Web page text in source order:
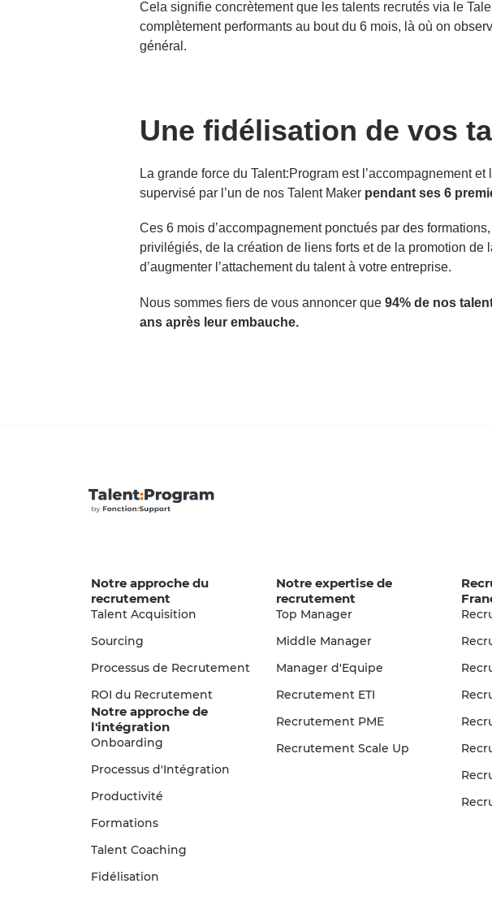
Cela signifie concrètement que les talents recrutés via le
complètement performants au bout du 6 mois, là où on
général.
Une fidélisation de vos
La grande force du Talent:Program est l’accompagnement et
supervisé par l’un de nos Talent Maker pendant ses 6
Ces 6 mois d’accompagnement ponctués par des
privilégiés, de la création de liens forts et de la promotion de
d’augmenter l’attachement du talent à votre entreprise.
Nous sommes fiers de vous annoncer que 94% de nos
ans après leur embauche.
Notre approche du
recrutement
Talent Acquisition
Sourcing
Processus de Recrutement
ROI du Recrutement
Notre approche de
l'intégration
Onboarding
Processus d'Intégration
Productivité
Formations
Talent Coaching
Fidélisation
Notre expertise de
recrutement
Top Manager
Middle Manager
Manager d'Equipe
Recrutement ETI
Recrutement PME
Recrutement Scale Up